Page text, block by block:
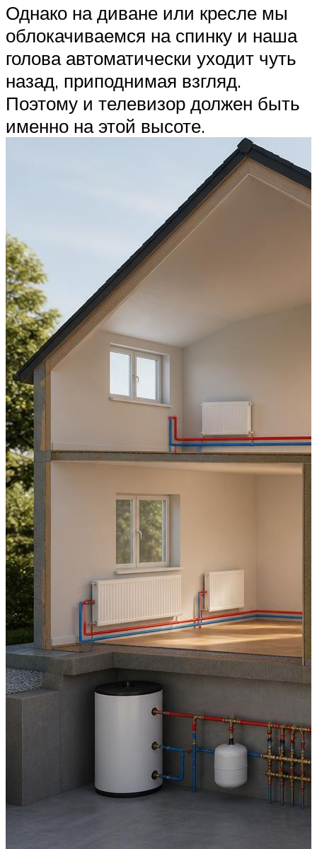
Однако на диване или кресле мы
облокачиваемся на спинку и наша
голова автоматически уходит чуть
назад, приподнимая взгляд.
Поэтому и телевизор должен быть
именно на этой высоте.